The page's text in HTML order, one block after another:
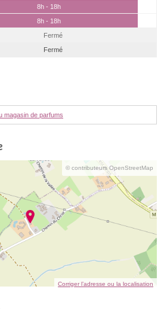
8h - 18h
8h - 18h
Fermé
Fermé
magasin de parfums
© contributeurs OpenStreetMap
Corriger l’adresse ou la localisation